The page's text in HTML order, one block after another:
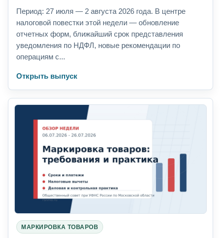
Период: 27 июля — 2 августа 2026 года. В центре
налоговой повестки этой недели — обновление
отчетных форм, ближайший срок представления
уведомления по НДФЛ, новые рекомендации по
операциям с...
Открыть выпуск
МАРКИРОВКА ТОВАРОВ